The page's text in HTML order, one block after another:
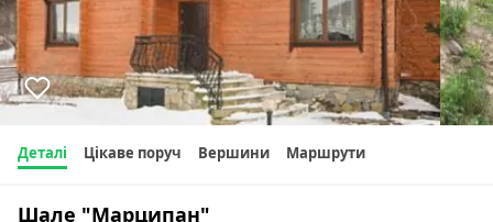
Деталі Цікаве поруч Вершини Маршрути
Шале "Марципан"